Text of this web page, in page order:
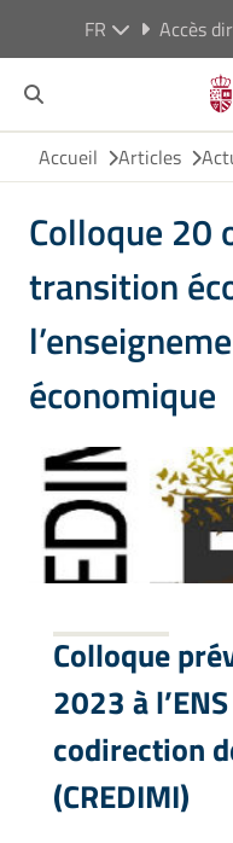
FR Accès
Accueil Articles
Colloque 20
transition
économique
Colloque
2023 à
codirection
(CREDIMI)